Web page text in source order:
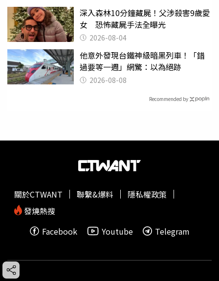
深入森林10分鐘藏屍！父涉殺害9歲愛
女 恐怖藏屍手法全曝光
2026-08-04
他意外發現台鐵神級暗黑列車！「錯
過要等一週」網驚：以為絕跡
2026-08-08
Recommended by
關於CTWANT 聯繫&爆料
隱私權政策
發燒熱搜
Facebook
Youtube Telegram